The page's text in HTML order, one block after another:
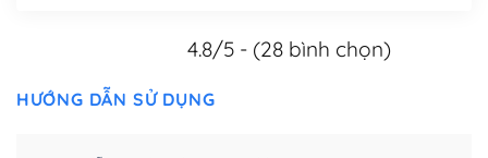
4.8/5 - (28 bình chọn)
HƯỚNG DẪN SỬ DỤNG